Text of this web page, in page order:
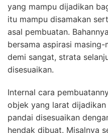
yang mampu dijadikan
itu mampu disamakan
asal pembuatan.
bersama aspirasi
demi sangat, strata
disesuaikan.
Internal cara
objek yang larat dijadikan
pandai disesuaikan
hendak dibuat. Misalnya